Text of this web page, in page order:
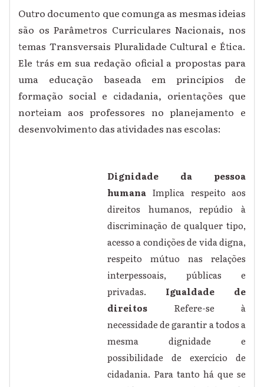
Outro documento que comunga as mesmas ideias
são os Parâmetros Curriculares Nacionais, nos
temas Transversais Pluralidade Cultural e Ética.
Ele trás em sua redação oficial a propostas para
uma educação baseada em princípios de
formação social e cidadania, orientações que
norteiam aos professores no planejamento e
desenvolvimento das atividades nas escolas:
Dignidade da pessoa
humana Implica respeito aos
direitos humanos, repúdio à
discriminação de qualquer tipo,
acesso a condições de vida digna,
respeito mútuo nas relações
interpessoais, públicas e
privadas. Igualdade de
direitos Refere-se à
necessidade de garantir a todos a
mesma dignidade e
possibilidade de exercício de
cidadania. Para tanto há que se